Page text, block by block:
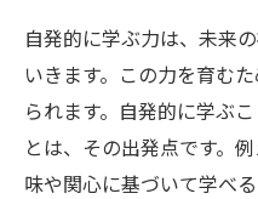
自発的に学ぶ力は、未来
いきます。この力を育む
られます。自発的に学ぶ
とは、その出発点です。
味や関心に基づいて学べ